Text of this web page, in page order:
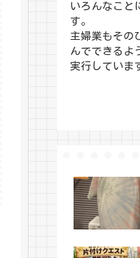
いろんなこと
す。
主婦業もその
んでできるよ
実行していま